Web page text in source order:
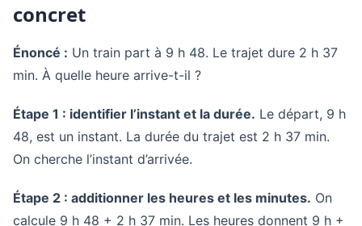
concret
Énoncé : Un train part à 9 h 48. Le trajet dure 2 h 37
min. À quelle heure arrive-t-il ?
Étape 1 : identifier l’instant et la durée. Le départ, 9 h
48, est un instant. La durée du trajet est 2 h 37 min.
On cherche l’instant d’arrivée.
Étape 2 : additionner les heures et les minutes. On
calcule 9 h 48 + 2 h 37 min. Les heures donnent 9 h +